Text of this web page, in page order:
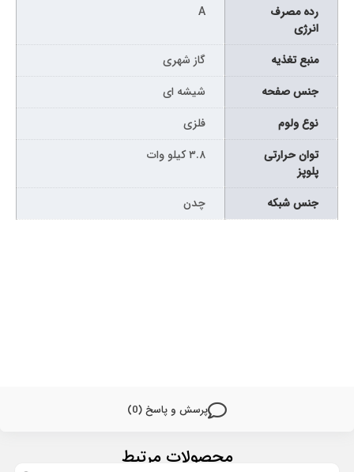
پرسش و پاسخ (0)
رده مصرف
انرژی
A
منبع تغذیه
گاز شهری
جنس صفحه
شیشه ای
نوع ولوم
فلزی
توان حرارتی
پلوپز
۳.۸ کیلو وات
جنس شبکه چدن
محصولات مرتبط